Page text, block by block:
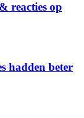
reacties op
hadden beter